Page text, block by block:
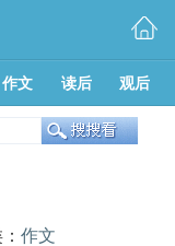
作文 读后 观后
作文